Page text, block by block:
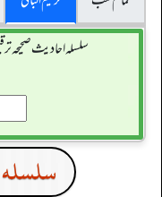
سلسله احاديث صحيحه